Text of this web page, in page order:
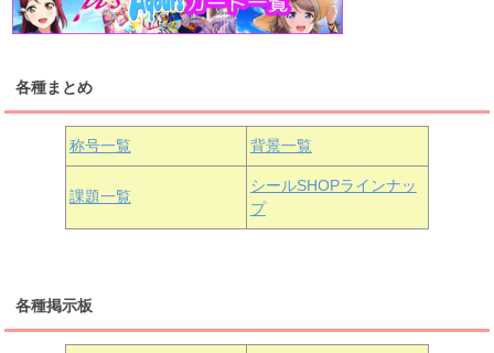
浦の星女学院1年生
津島善子 黒澤ルビィ
浦の星女学院3年生
黒澤ダイヤ
虹ヶ咲学園1年生
中須かすみ 天王寺璃奈
各種まとめ
称号一覧 背景一覧
課題一覧
シールSHOPラインナッ
プ
各種掲示板